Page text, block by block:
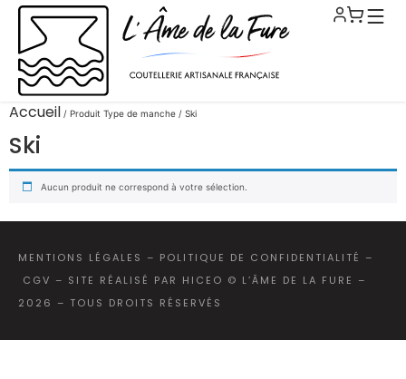
Accueil / Produit Type de manche / Ski
Ski
Aucun produit ne correspond à votre sélection.
MENTIONS LÉGALES – POLITIQUE DE CONFIDENTIALITÉ –
CGV – SITE RÉALISÉ PAR HICEO © L’ÂME DE LA FURE –
2026 – TOUS DROITS RÉSERVÉS